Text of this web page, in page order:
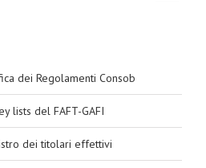
dei Regolamenti Consob
lists del FAFT-GAFI
dei titolari effettivi